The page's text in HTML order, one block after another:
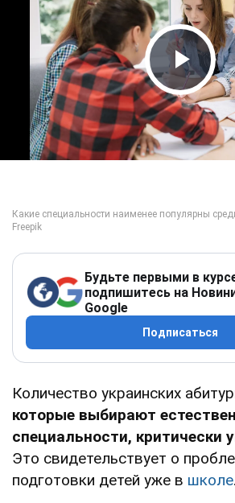
Play
Будьте первыми в
подпишитесь на
Google
Подписаться
Количество украинских
которые выбирают
специальности, критически
Это свидетельствует о
подготовки детей уже в школе.